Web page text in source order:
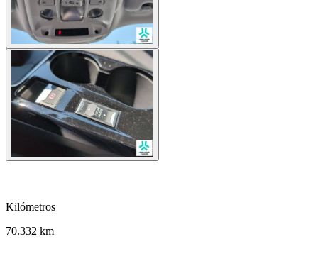
Kilómetros
70.332 km